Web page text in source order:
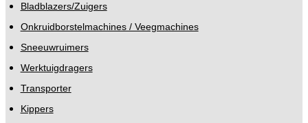
Bladblazers/Zuigers
Onkruidborstelmachines / Veegmachines
Sneeuwruimers
Werktuigdragers
Transporter
Kippers